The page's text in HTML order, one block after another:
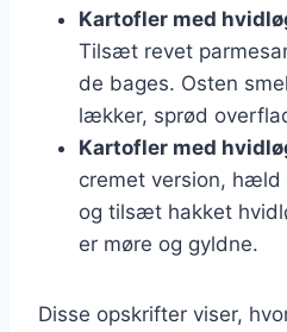
Kartofler med
Tilsæt revet
de bages. Osten
lækker, sprød
Kartofler med
cremet version,
og tilsæt hakket
er møre og gyldne.
Disse opskrifter viser,